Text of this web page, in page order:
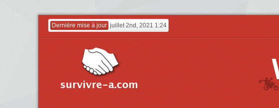
Dernière mise à jour juillet 2nd, 2021 1:24